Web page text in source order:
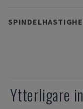
Ytterligare